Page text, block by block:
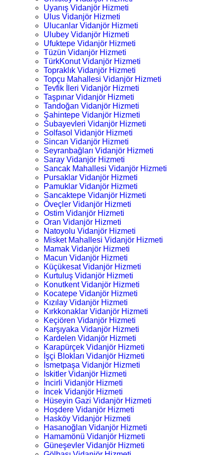
Uyanış Vidanjör Hizmeti
Ulus Vidanjör Hizmeti
Ulucanlar Vidanjör Hizmeti
Ulubey Vidanjör Hizmeti
Ufuktepe Vidanjör Hizmeti
Tüzün Vidanjör Hizmeti
TürkKonut Vidanjör Hizmeti
Topraklık Vidanjör Hizmeti
Topçu Mahallesi Vidanjör Hizmeti
Tevfik İleri Vidanjör Hizmeti
Taşpınar Vidanjör Hizmeti
Tandoğan Vidanjör Hizmeti
Şahintepe Vidanjör Hizmeti
Subayevleri Vidanjör Hizmeti
Solfasol Vidanjör Hizmeti
Sincan Vidanjör Hizmeti
Seyranbağları Vidanjör Hizmeti
Saray Vidanjör Hizmeti
Sancak Mahallesi Vidanjör Hizmeti
Pursaklar Vidanjör Hizmeti
Pamuklar Vidanjör Hizmeti
Sancaktepe Vidanjör Hizmeti
Öveçler Vidanjör Hizmeti
Ostim Vidanjör Hizmeti
Oran Vidanjör Hizmeti
Natoyolu Vidanjör Hizmeti
Misket Mahallesi Vidanjör Hizmeti
Mamak Vidanjör Hizmeti
Macun Vidanjör Hizmeti
Küçükesat Vidanjör Hizmeti
Kurtuluş Vidanjör Hizmeti
Konutkent Vidanjör Hizmeti
Kocatepe Vidanjör Hizmeti
Kızılay Vidanjör Hizmeti
Kırkkonaklar Vidanjör Hizmeti
Keçiören Vidanjör Hizmeti
Karşıyaka Vidanjör Hizmeti
Kardelen Vidanjör Hizmeti
Karapürçek Vidanjör Hizmeti
İşçi Blokları Vidanjör Hizmeti
İsmetpaşa Vidanjör Hizmeti
İskitler Vidanjör Hizmeti
İncirli Vidanjör Hizmeti
İncek Vidanjör Hizmeti
Hüseyin Gazi Vidanjör Hizmeti
Hoşdere Vidanjör Hizmeti
Hasköy Vidanjör Hizmeti
Hasanoğlan Vidanjör Hizmeti
Hamamönü Vidanjör Hizmeti
Güneşevler Vidanjör Hizmeti